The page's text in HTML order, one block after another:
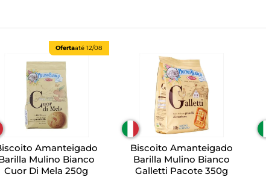
Ofertaaté12/08
Amanteigado
Mulino Bianco
Cuor Di Mela 250g
Biscoito Amanteigado
Barilla Mulino Bianco
Galletti Pacote 350g